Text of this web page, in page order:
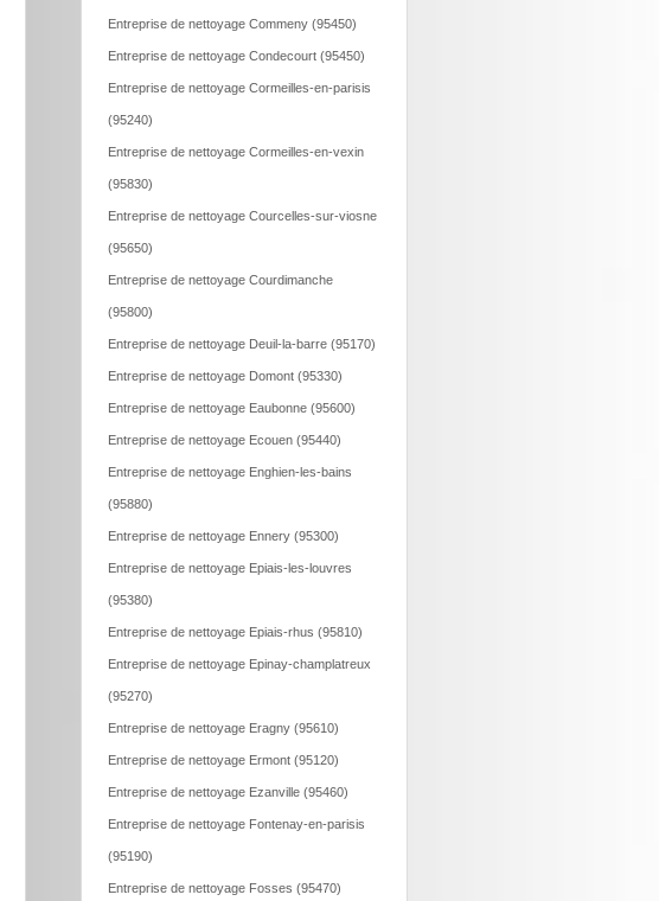
Entreprise de nettoyage Commeny (95450)
Entreprise de nettoyage Condecourt (95450)
Entreprise de nettoyage Cormeilles-en-parisis
(95240)
Entreprise de nettoyage Cormeilles-en-vexin
(95830)
Entreprise de nettoyage Courcelles-sur-viosne
(95650)
Entreprise de nettoyage Courdimanche
(95800)
Entreprise de nettoyage Deuil-la-barre (95170)
Entreprise de nettoyage Domont (95330)
Entreprise de nettoyage Eaubonne (95600)
Entreprise de nettoyage Ecouen (95440)
Entreprise de nettoyage Enghien-les-bains
(95880)
Entreprise de nettoyage Ennery (95300)
Entreprise de nettoyage Epiais-les-louvres
(95380)
Entreprise de nettoyage Epiais-rhus (95810)
Entreprise de nettoyage Epinay-champlatreux
(95270)
Entreprise de nettoyage Eragny (95610)
Entreprise de nettoyage Ermont (95120)
Entreprise de nettoyage Ezanville (95460)
Entreprise de nettoyage Fontenay-en-parisis
(95190)
Entreprise de nettoyage Fosses (95470)